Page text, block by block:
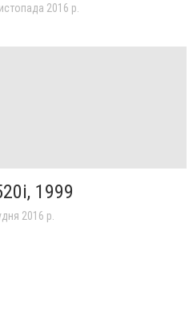
2016 р.
1999
2016 р.